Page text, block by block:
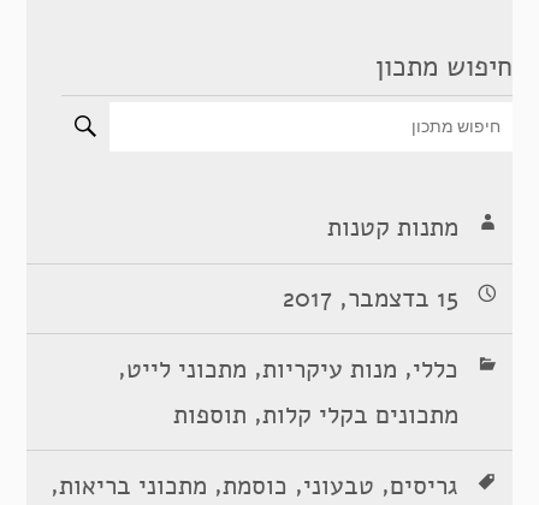
חיפוש מתכון
מתנות קטנות
15 בדצמבר, 2017
כללי, מנות עיקריות, מתכוני לייט,
מתכונים בקלי קלות, תוספות
גריסים, טבעוני, כוסמת, מתכוני בריאות,